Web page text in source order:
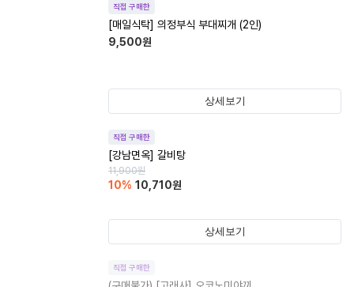
직접 구매한
[매일식탁] 의정부식 부대찌개 (2인)
9,500원
상세보기
직접 구매한
[강남면옥] 갈비탕
11,900원
10% 10,710원
상세보기
직접 구매한